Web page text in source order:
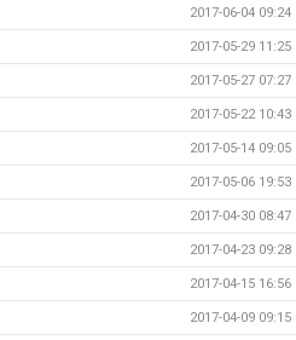
2017-06-04 09:24
2017-05-29 11:25
2017-05-27 07:27
2017-05-22 10:43
2017-05-14 09:05
2017-05-06 19:53
2017-04-30 08:47
2017-04-23 09:28
2017-04-15 16:56
2017-04-09 09:15